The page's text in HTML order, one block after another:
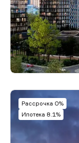
Рассрочка 0%
Ипотека 8.1%